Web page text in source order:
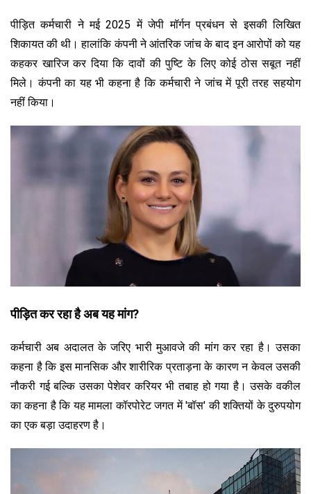
पीड़ित कर्मचारी ने मई 2025 में जेपी मॉर्गन प्रबंधन से इसकी लिखित
शिकायत की थी। हालांकि कंपनी ने आंतरिक जांच के बाद इन आरोपों को यह
कहकर खारिज कर दिया कि दावों की पुष्टि के लिए कोई ठोस सबूत नहीं
मिले। कंपनी का यह भी कहना है कि कर्मचारी ने जांच में पूरी तरह सहयोग
नहीं किया।
पीड़ित कर रहा है अब यह मांग?
कर्मचारी अब अदालत के जरिए भारी मुआवजे की मांग कर रहा है। उसका
कहना है कि इस मानसिक और शारीरिक प्रताड़ना के कारण न केवल उसकी
नौकरी गई बल्कि उसका पेशेवर करियर भी तबाह हो गया है। उसके वकील
का कहना है कि यह मामला कॉरपोरेट जगत में 'बॉस' की शक्तियों के दुरुपयोग
का एक बड़ा उदाहरण है।